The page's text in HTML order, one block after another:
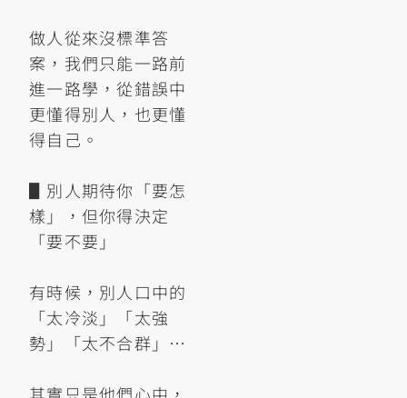
做人從來沒標準答
案，我們只能一路前
進一路學，從錯誤中
更懂得別人，也更懂
得自己。
▋別人期待你「要怎
樣」，但你得決定
「要不要」
有時候，別人口中的
「太冷淡」「太強
勢」「太不合群」…